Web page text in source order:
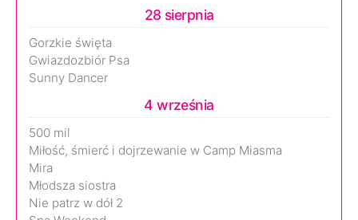
28 sierpnia
Gorzkie święta
Gwiazdozbiór Psa
Sunny Dancer
4 września
500 mil
Miłość, śmierć i dojrzewanie w Camp Miasma
Mira
Młodsza siostra
Nie patrz w dół 2